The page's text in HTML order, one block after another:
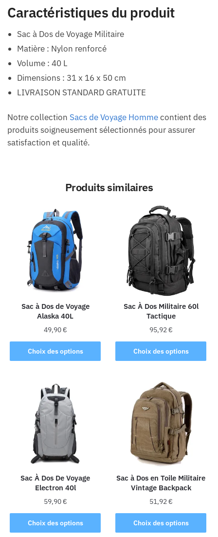
Caractéristiques du produit
Sac à Dos de Voyage Militaire
Matière : Nylon renforcé
Volume : 40 L
Dimensions : 31 x 16 x 50 cm
LIVRAISON STANDARD GRATUITE
Notre collection Sacs de Voyage Hommecontient des
produits soigneusement sélectionnés pour assurer
satisfaction et qualité.
Produits similaires
Sac à Dos de Voyage
Alaska 40L
49,90€
Choix des options
Ce
produit
plusieurs
variations.
Les
options
peuvent
être
choisies
sur
la
page
du
produit
Sac À Dos Militaire 60l
Tactique
95,92€
Choix des options
Ce
produit
plusieurs
variations.
Les
options
peuvent
être
choisies
sur
la
page
du
produit
Sac À Dos De Voyage
Electron 40l
59,90€
Choix des options
Ce
produit
Sac à Dos en Toile Militaire
Vintage Backpack
51,92€
Choix des options
Ce
produit